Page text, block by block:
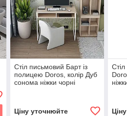
Стіл письмовий Барт із
полицею Doros, колір Дуб
сонома ніжки чорні
Ціну уточнюйте